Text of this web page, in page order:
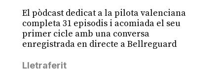
El pòdcast dedicat a la pilota valenciana
completa 31 episodis i acomiada el seu
primer cicle amb una conversa
enregistrada en directe a Bellreguard
Lletraferit